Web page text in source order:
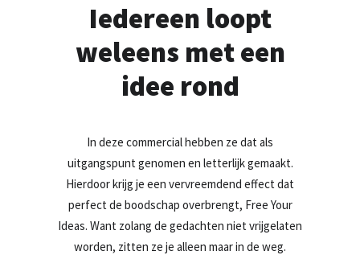
Iedereen loopt
weleens met een
idee rond
In deze commercial hebben ze dat als
uitgangspunt genomen en letterlijk gemaakt.
Hierdoor krijg je een vervreemdend effect dat
perfect de boodschap overbrengt, Free Your
Ideas. Want zolang de gedachten niet vrijgelaten
worden, zitten ze je alleen maar in de weg.